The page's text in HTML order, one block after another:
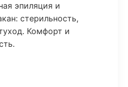
эпиляция и
стерильность,
Комфорт и